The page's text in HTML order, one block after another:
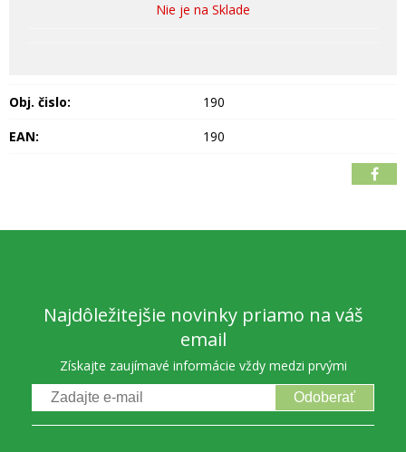
Nie je na Sklade
Obj. čislo:
190
EAN:
190
Najdôležitejšie novinky priamo na váš
email
Získajte zaujímavé informácie vždy medzi prvými
Odoberať